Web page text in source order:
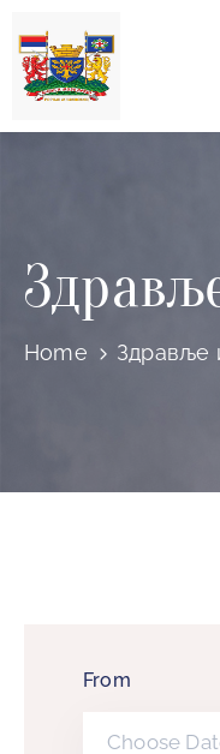
Насловна
Процена
утицаја
Регистри
Заштита
Home Здравље
From